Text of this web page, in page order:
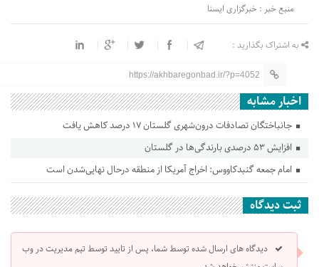
منبع خبر : خبرگزاری ایسنا
به اشتراک بگذارید :
https://akhbaregonbad.ir/?p=4052
اخبار مشابه
جانباختگان تصادفات درون‌شهری گلستان ۱۷ درصد کاهش یافت
افزایش ۵۳ درصدی بارندگی‌ها در گلستان
امام جمعه گنبدکاووس: اخراج آمریکا از منطقه درحال نهایی‌شدن است
ثبت دیدگاه
دیدگاه های ارسال شده توسط شما، پس از تایید توسط تیم مدیریت در وب